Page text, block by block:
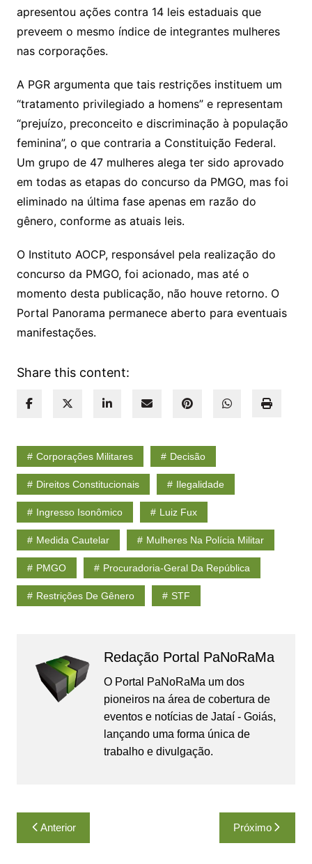
apresentou ações contra 14 leis estaduais que
preveem o mesmo índice de integrantes mulheres
nas corporações.
A PGR argumenta que tais restrições instituem um
“tratamento privilegiado a homens” e representam
“prejuízo, preconceito e discriminação à população
feminina”, o que contraria a Constituição Federal.
Um grupo de 47 mulheres alega ter sido aprovado
em todas as etapas do concurso da PMGO, mas foi
eliminado na última fase apenas em razão do
gênero, conforme as atuais leis.
O Instituto AOCP, responsável pela realização do
concurso da PMGO, foi acionado, mas até o
momento desta publicação, não houve retorno. O
Portal Panorama permanece aberto para eventuais
manifestações.
Share this content:
Corporações Militares Decisão
Direitos Constitucionais Ilegalidade
Ingresso Isonômico Luiz Fux
Medida Cautelar Mulheres Na Polícia Militar
PMGO Procuradoria-Geral Da República
Restrições De Gênero STF
Redação Portal PaNoRaMa
O Portal PaNoRaMa um dos
pioneiros na área de cobertura de
eventos e notícias de Jataí - Goiás,
lançando uma forma única de
trabalho e divulgação.
Navegação
de
Anterior Próximo